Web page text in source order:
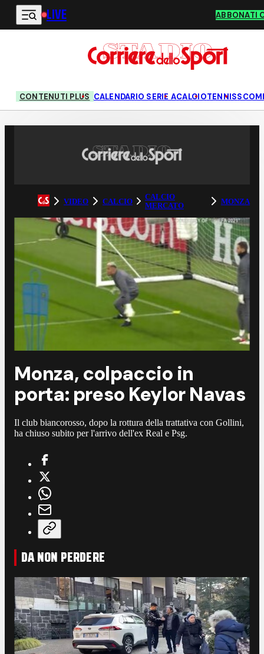
Vai al contenuto principale
LIVE ABBONATI
CONTENUTI PLUS CALENDARIO SERIE ACALCIOTENNIS
VIDEO CALCIO
CALCIO
MERCATO
MONZA
Monza, colpaccio in
porta: preso Keylor Navas
Il club biancorosso, dopo la rottura della trattativa con Gollini,
ha chiuso subito per l'arrivo dell'ex Real e Psg.
DA NON PERDERE